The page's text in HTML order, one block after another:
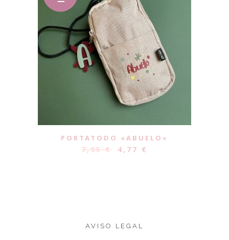
PORTATODO «ABUELO»
7,95€ 4,77 €
AVISO LEGAL